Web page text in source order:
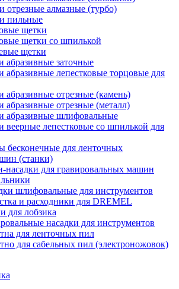
отрезные алмазные (турбо)
пильные
щетки
щетки со шпилькой
щетки
абразивные заточные
абразивные лепестковые торцовые для
абразивные отрезные (камень)
абразивные отрезные (металл)
абразивные шлифовальные
веерные лепестковые со шпилькой для
бесконечные для ленточных
(станки)
для гравировальных машин
шлифовальные для инструментов
и расходники для DREMEL
для лобзика
насадки для инструментов
для ленточных пил
для сабельных пил (электроножовок)